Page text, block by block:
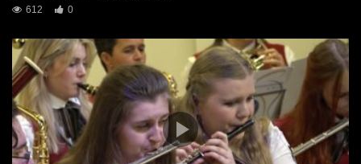
612
0